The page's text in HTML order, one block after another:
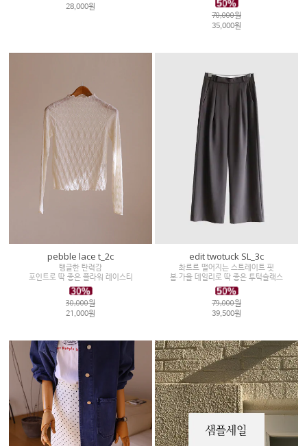
28,000원
70,000원
35,000원
pebble lace t_2c
탱글한 탄력감
포인트로 딱 좋은 플라워 레이스티
30,000원
21,000원
edit twotuck SL_3c
촤르르 떨어지는 스트레이트 핏
봄·가을 데일리로 딱 좋은 투턱슬랙스
79,000원
39,500원